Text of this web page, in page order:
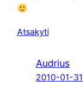
Atsakyti
Audrius
2010-01-31